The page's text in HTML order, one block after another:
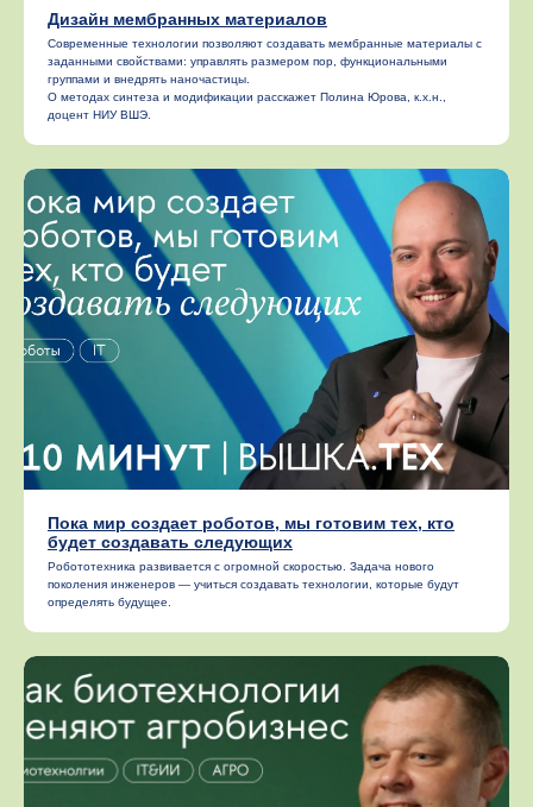
Дизайн мембранных материалов
Современные технологии позволяют создавать мембранные материалы с
заданными свойствами: управлять размером пор, функциональными
группами и внедрять наночастицы.
О методах синтеза и модификации расскажет Полина Юрова, к.х.н.,
доцент НИУ ВШЭ.
Пока мир создает роботов, мы готовим тех, кто
будет создавать следующих
Робототехника развивается с огромной скоростью. Задача нового
поколения инженеров — учиться создавать технологии, которые будут
определять будущее.